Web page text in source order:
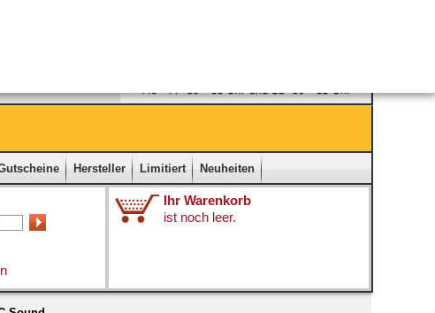
Hersteller Limitiert Neuheiten
Ihr Warenkorb
ist noch leer.